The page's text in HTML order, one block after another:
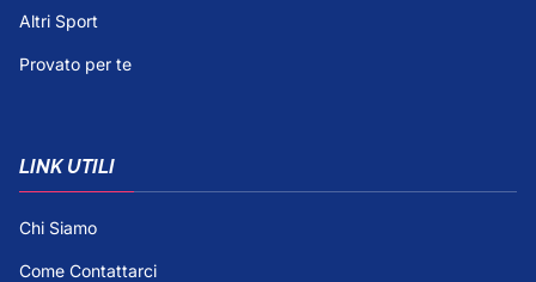
Altri Sport
Provato per te
LINK UTILI
Chi Siamo
Come Contattarci